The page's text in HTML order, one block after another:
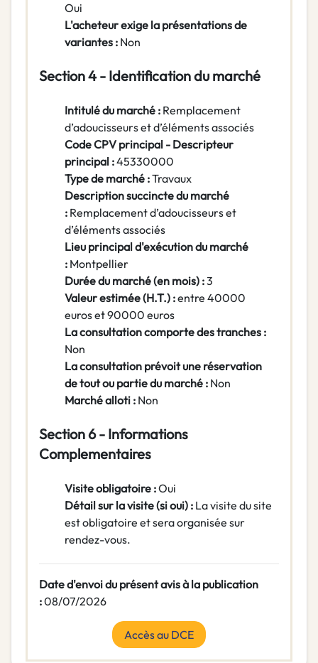
Oui
L'acheteur exige la présentations de
variantes : Non
Section 4 - Identification du marché
Intitulé du marché : Remplacement
d’adoucisseurs et d’éléments associés
Code CPV principal - Descripteur
principal :45330000
Type de marché :Travaux
Description succincte du marché
: Remplacement d’adoucisseurs et
d’éléments associés
Lieu principal d'exécution du marché
: Montpellier
Durée du marché (en mois) :3
Valeur estimée (H.T.) :entre 40000
euros et 90000 euros
La consultation comporte des tranches :
Non
La consultation prévoit une réservation
de tout ou partie du marché : Non
Marché alloti : Non
Section 6 - Informations
Complementaires
Visite obligatoire :Oui
Détail sur la visite (si oui) : La visite du site
est obligatoire et sera organisée sur
rendez-vous.
Date d'envoi du présent avis à la publication
:08/07/2026
Accès au DCE